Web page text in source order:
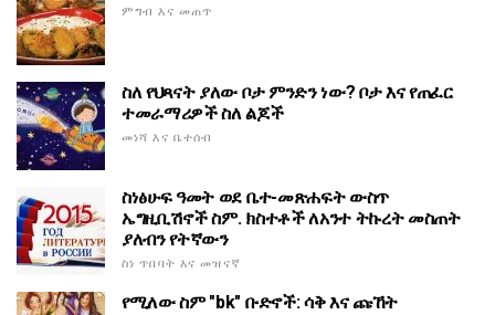
ምግብ እና መጠጥ
ስለ የህጻናት ያለው ቦታ ምንድን ነው? ቦታ እና የጠፈር
ተመራማሪዎች ስለ ልጆች
መነሻ እና ቤተሰብ
ስነፅሁፍ ዓመት ወደ ቤተ-መጽሐፍት ውስጥ
ኤግዚቢሽኖች ስም. ክስተቶች ለአንተ ትኩረት መስጠት
ያለብን የትኛውን
ስነ ጥበባት እና መዝናኛ
የሚለው ስም "bk" ቡድኖች: ሳቅ እና ጩኸት